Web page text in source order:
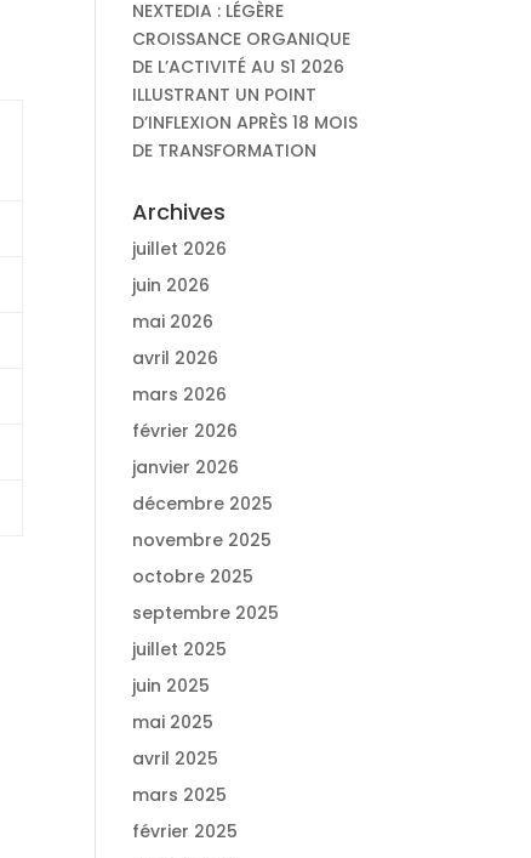
NEXTEDIA : LÉGÈRE
CROISSANCE ORGANIQUE
DE L’ACTIVITÉ AU S1 2026
ILLUSTRANT UN POINT
D’INFLEXION APRÈS 18 MOIS
DE TRANSFORMATION
Archives
juillet 2026
juin 2026
mai 2026
avril 2026
mars 2026
février 2026
janvier 2026
décembre 2025
novembre 2025
octobre 2025
septembre 2025
juillet 2025
juin 2025
mai 2025
avril 2025
mars 2025
février 2025